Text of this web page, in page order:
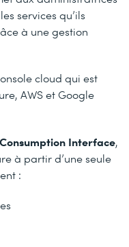
services qu’ils
à une gestion
cloud qui est
AWS et Google
Interface,
à partir d’une seule
: